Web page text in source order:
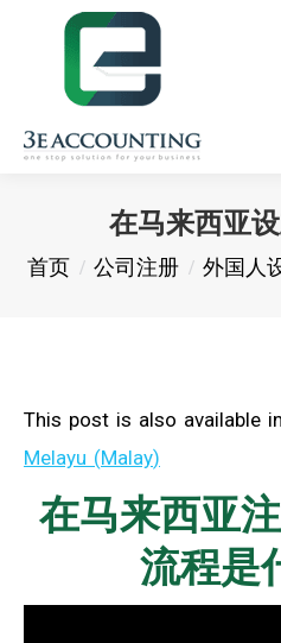
在马来西亚
您在这里：
首页 公司注册 外国人
This post is also available
Melayu (Malay)
在马来西亚
流程是